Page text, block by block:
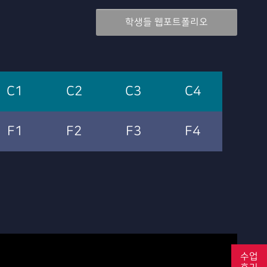
학생들 웹포트폴리오
C1 C2 C3 C4
F1 F2 F3 F4
수업